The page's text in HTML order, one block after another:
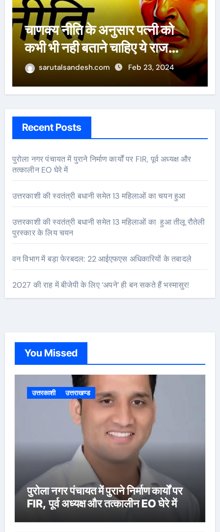
ऐसे 100 बार मरूंगी, मेरी वजह से
बची लाखों महिलाओं की जान : पूनम
पांडेय
sarutalsandesh.com Feb 23, 2024
Recent Posts
पुरोला नगर पंचायत में पुराने निर्माण कार्यों पर FIR, पूर्व अध्यक्ष और
तत्कालीन EO घेरे में
उत्तरकाशी की स्वतंत्री बधानी समेत 13 महिलाओं का चयन हुआ
उत्तरकाशी की स्वतंत्री बधानी समेत 13 महिलाओं का हुआ तीलू रौतेली
पुरस्कार के लिय चयन
वन विभाग में बड़ा फेरबदल: 22 आईएफएस अधिकारियों के तबादले
2027 की राह में बीजेपी के लिए ‘अपने’ ही बन सकते हैं भस्मासुर!
You Missed
उत्तरकाशी उत्तराखण्ड
पुरोला नगर पंचायत में पुराने निर्माण कार्यों पर
FIR, पूर्व अध्यक्ष और तत्कालीन EO घेरे में